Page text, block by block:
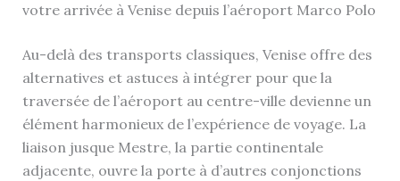
votre arrivée à Venise depuis l’aéroport Marco Polo
Au-delà des transports classiques, Venise offre des
alternatives et astuces à intégrer pour que la
traversée de l’aéroport au centre-ville devienne un
élément harmonieux de l’expérience de voyage. La
liaison jusque Mestre, la partie continentale
adjacente, ouvre la porte à d’autres conjonctions